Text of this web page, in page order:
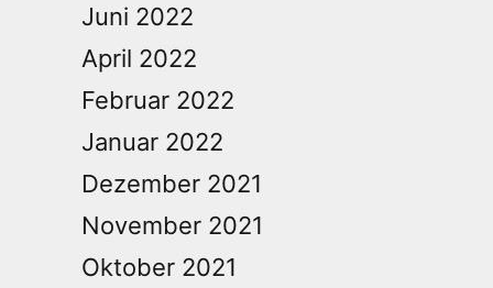
Juni 2022
April 2022
Februar 2022
Januar 2022
Dezember 2021
November 2021
Oktober 2021